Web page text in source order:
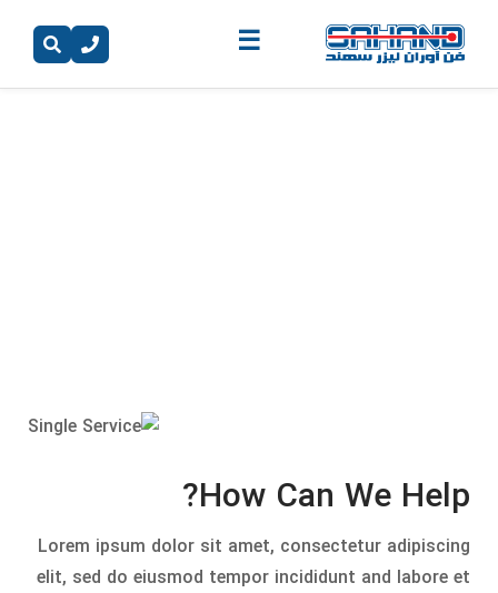
☰
How Can We Help?
Lorem ipsum dolor sit amet, consectetur adipiscing
elit, sed do eiusmod tempor incididunt and labore et